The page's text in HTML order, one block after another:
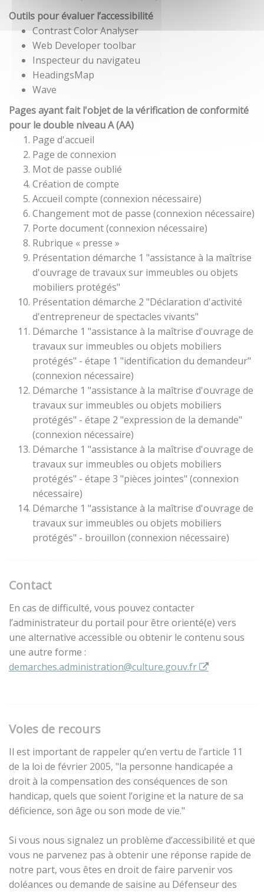
Outils pour évaluer l’accessibilité
Contrast Color Analyser
Web Developer toolbar
Inspecteur du navigateu
HeadingsMap
Wave
Pages ayant fait l'objet de la vérification de conformité
pour le double niveau A (AA)
Page d'accueil
Page de connexion
Mot de passe oublié
Création de compte
Accueil compte (connexion nécessaire)
Changement mot de passe (connexion nécessaire)
Porte document (connexion nécessaire)
Rubrique « presse »
Présentation démarche 1 "assistance à la maîtrise
d'ouvrage de travaux sur immeubles ou objets
mobiliers protégés"
Présentation démarche 2 "Déclaration d'activité
d'entrepreneur de spectacles vivants"
Démarche 1 "assistance à la maîtrise d'ouvrage de
travaux sur immeubles ou objets mobiliers
protégés" - étape 1 "identification du demandeur"
(connexion nécessaire)
Démarche 1 "assistance à la maîtrise d'ouvrage de
travaux sur immeubles ou objets mobiliers
protégés" - étape 2 "expression de la demande"
(connexion nécessaire)
Démarche 1 "assistance à la maîtrise d'ouvrage de
travaux sur immeubles ou objets mobiliers
protégés" - étape 3 "pièces jointes" (connexion
nécessaire)
Démarche 1 "assistance à la maîtrise d'ouvrage de
travaux sur immeubles ou objets mobiliers
protégés" - brouillon (connexion nécessaire)
Contact
En cas de difficulté, vous pouvez contacter
l’administrateur du portail pour être orienté(e) vers
une alternative accessible ou obtenir le contenu sous
une autre forme :
demarches.administration@culture.gouv.fr
Voies de recours
Il est important de rappeler qu’en vertu de l’article 11
de la loi de février 2005, "la personne handicapée a
droit à la compensation des conséquences de son
handicap, quels que soient l’origine et la nature de sa
déficience, son âge ou son mode de vie."
Si vous nous signalez un problème d’accessibilité et que
vous ne parvenez pas à obtenir une réponse rapide de
notre part, vous êtes en droit de faire parvenir vos
doléances ou demande de saisine au Défenseur des